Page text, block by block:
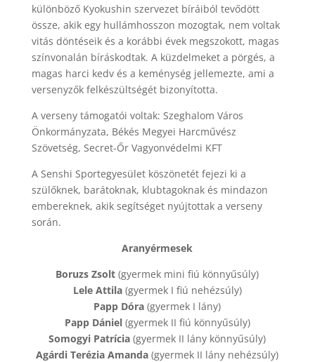
különböző Kyokushin szervezet bíráiból tevődött
össze, akik egy hullámhosszon mozogtak, nem voltak
vitás döntéseik és a korábbi évek megszokott, magas
színvonalán bíráskodtak. A küzdelmeket a pörgés, a
magas harci kedv és a keménység jellemezte, ami a
versenyzők felkészültségét bizonyította.
A verseny támogatói voltak: Szeghalom Város
Önkormányzata, Békés Megyei Harcművész
Szövetség, Secret-Őr Vagyonvédelmi KFT
A Senshi Sportegyesület köszönetét fejezi ki a
szülőknek, barátoknak, klubtagoknak és mindazon
embereknek, akik segítséget nyújtottak a verseny
során.
Aranyérmesek
Boruzs Zsolt (gyermek mini fiú könnyűsúly)
Lele Attila(gyermek I fiú nehézsúly)
Papp Dóra (gyermek I lány)
Papp Dániel(gyermek II fiú könnyűsúly)
Somogyi Patrícia (gyermek II lány könnyűsúly)
Agárdi Terézia Amanda (gyermek II lány nehézsúly)